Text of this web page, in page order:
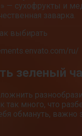
— сухофрукты и
заварка.
ru/
зеленый
так много, что
обмануть, важно